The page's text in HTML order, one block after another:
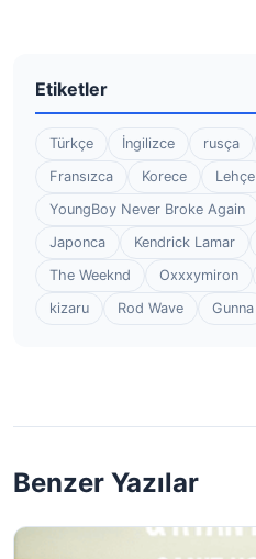
Etiketler
Türkçe İngilizce rusça
Fransızca
Korece Lehçe
YoungBoy Never Broke Again
Japonca
Kendrick Lamar
The Weeknd
Oxxxymiron
kizaru
Rod Wave Gunna
Benzer Yazılar